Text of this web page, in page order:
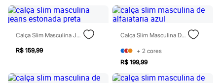
Masculino
Em alta
Inverno
Novidades
Roupas
Camisas
Calça Slim Masculina Jeans Estonada Preta
R$ 159,99
Calça Slim Masculina De Alfaiataria Azul
+ 2 cores
R$ 199,99